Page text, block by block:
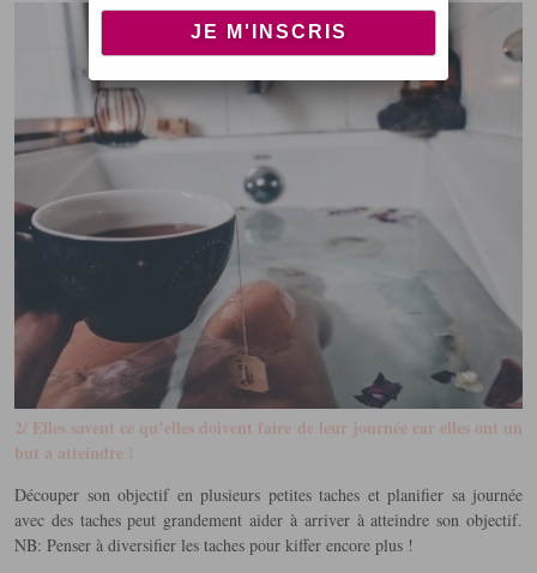
2/ Elles savent ce qu’elles doivent faire de leur journée car elles ont un
but a atteindre !
Découper son objectif en plusieurs petites taches et planifier sa journée
avec des taches peut grandement aider à arriver à atteindre son objectif.
NB: Penser à diversifier les taches pour kiffer encore plus !